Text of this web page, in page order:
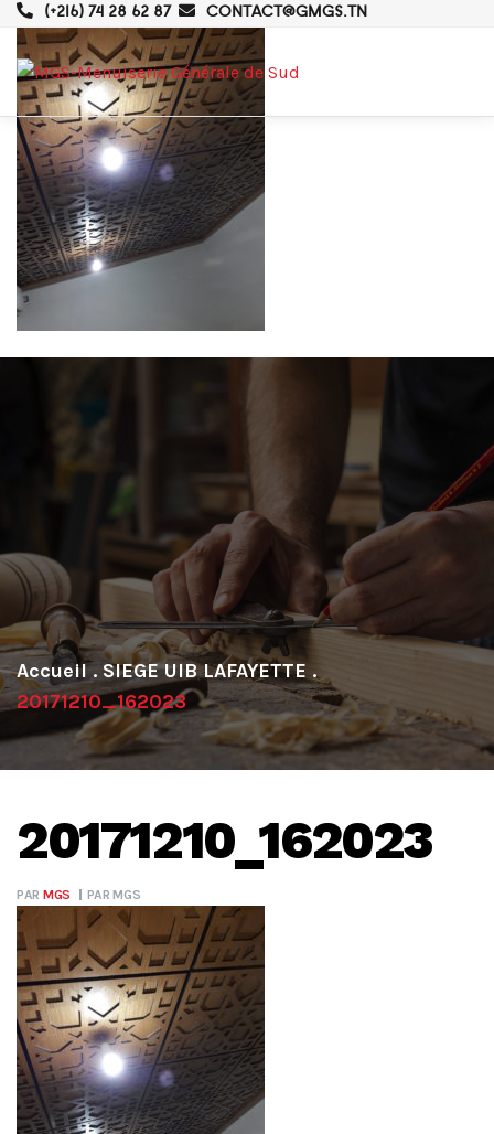
(+216) 74 28 62 87 CONTACT@GMGS.TN
. SIEGE UIB LAFAYETTE .
20171210_162023
20171210_162023
PAR MGS PARMGS